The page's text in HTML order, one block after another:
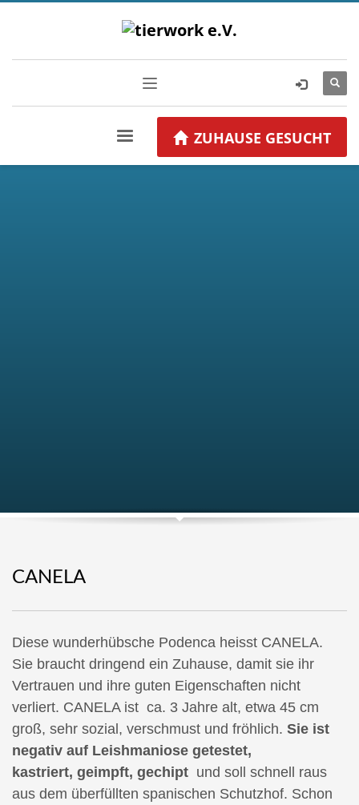
ZUHAUSE GESUCHT
CANELA
Diese wunderhübsche Podenca heisst CANELA.
Sie braucht dringend ein Zuhause, damit sie ihr
Vertrauen und ihre guten Eigenschaften nicht
verliert. CANELA ist ca. 3 Jahre alt, etwa 45 cm
groß, sehr sozial, verschmust und fröhlich. Sie ist
negativ auf Leishmaniose getestet,
kastriert, geimpft, gechipt und soll schnell raus
aus dem überfüllten spanischen Schutzhof. Schon